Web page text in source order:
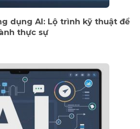
dụng AI: Lộ trình kỹ thuật để
thực sự